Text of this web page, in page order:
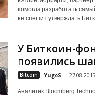
помогла разработать
не спешит утверждать
У Биткоин-
появились
Bitcoin YugoS - 27.08.2017
Аналитик Bloomberg